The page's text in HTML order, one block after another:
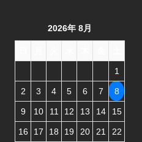
2026年 8月
1
2 3 4 5 6 7 8
9 10 11 12 13 14 15
16 17 18 19 20 21 22